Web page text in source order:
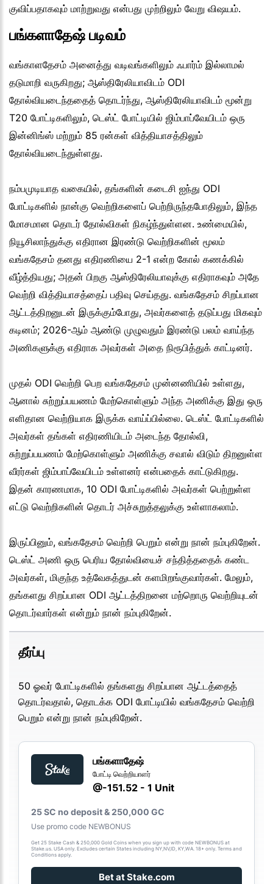
குவிப்பதாகவும் மாற்றுவது என்பது முற்றிலும் வேறு விஷயம்.
பங்களாதேஷ் படிவம்
வங்காளதேசம் அனைத்து வடிவங்களிலும் ஃபார்ம் இல்லாமல்
தடுமாறி வருகிறது; ஆஸ்திரேலியாவிடம் ODI
தோல்வியடைந்ததைத் தொடர்ந்து, ஆஸ்திரேலியாவிடம் மூன்று
T20 போட்டிகளிலும், டெஸ்ட் போட்டியில் ஜிம்பாப்வேயிடம் ஒரு
இன்னிங்ஸ் மற்றும் 85 ரன்கள் வித்தியாசத்திலும்
தோல்வியடைந்துள்ளது.
நம்பமுடியாத வகையில், தங்களின் கடைசி ஐந்து ODI
போட்டிகளில் நான்கு வெற்றிகளைப் பெற்றிருந்தபோதிலும், இந்த
மோசமான தொடர் தோல்விகள் நிகழ்ந்துள்ளன. உண்மையில்,
நியூசிலாந்துக்கு எதிரான இரண்டு வெற்றிகளின் மூலம்
வங்கதேசம் தனது எதிரணியை 2-1 என்ற கோல் கணக்கில்
வீழ்த்தியது; அதன் பிறகு ஆஸ்திரேலியாவுக்கு எதிராகவும் அதே
வெற்றி வித்தியாசத்தைப் பதிவு செய்தது. வங்கதேசம் சிறப்பான
ஆட்டத்திறனுடன் இருக்கும்போது, அவர்களைத் தடுப்பது மிகவும்
கடினம்; 2026-ஆம் ஆண்டு முழுவதும் இரண்டு பலம் வாய்ந்த
அணிகளுக்கு எதிராக அவர்கள் அதை நிரூபித்துக் காட்டினர்.
முதல் ODI வெற்றி பெற வங்கதேசம் முன்னணியில் உள்ளது,
ஆனால் சுற்றுப்பயணம் மேற்கொள்ளும் அந்த அணிக்கு இது ஒரு
எளிதான வெற்றியாக இருக்க வாய்ப்பில்லை. டெஸ்ட் போட்டிகளில்
அவர்கள் தங்கள் எதிரணியிடம் அடைந்த தோல்வி,
சுற்றுப்பயணம் மேற்கொள்ளும் அணிக்கு சவால் விடும் திறனுள்ள
வீரர்கள் ஜிம்பாப்வேயிடம் உள்ளனர் என்பதைக் காட்டுகிறது.
இதன் காரணமாக, 10 ODI போட்டிகளில் அவர்கள் பெற்றுள்ள
எட்டு வெற்றிகளின் தொடர் அச்சுறுத்தலுக்கு உள்ளாகலாம்.
இருப்பினும், வங்கதேசம் வெற்றி பெறும் என்று நான் நம்புகிறேன்.
டெஸ்ட் அணி ஒரு பெரிய தோல்வியைச் சந்தித்ததைக் கண்ட
அவர்கள், மிகுந்த உத்வேகத்துடன் களமிறங்குவார்கள். மேலும்,
தங்களது சிறப்பான ODI ஆட்டத்திறனை மற்றொரு வெற்றியுடன்
தொடர்வார்கள் என்றும் நான் நம்புகிறேன்.
தீர்ப்பு
50 ஓவர் போட்டிகளில் தங்களது சிறப்பான ஆட்டத்தைத்
தொடர்வதால், தொடக்க ODI போட்டியில் வங்கதேசம் வெற்றி
பெறும் என்று நான் நம்புகிறேன்.
பங்களாதேஷ்
போட்டி வெற்றியாளர்
@-151.52 - 1 Unit
25 SC no deposit & 250,000 GC
Use promo code NEWBONUS
Get 25 Stake Cash & 250,000 Gold Coins when you sign up with code NEWBONUS at
Stake.us. USA only. Excludes certain States including NY,NV,ID, KY,WA. 18+ only. Terms and
Conditions apply.
Bet at Stake.com